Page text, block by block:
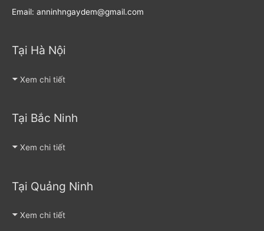
Email: anninhngaydem@gmail.com
Tại Hà Nội
Xem chi tiết
Tại Bắc Ninh
Xem chi tiết
Tại Quảng Ninh
Xem chi tiết